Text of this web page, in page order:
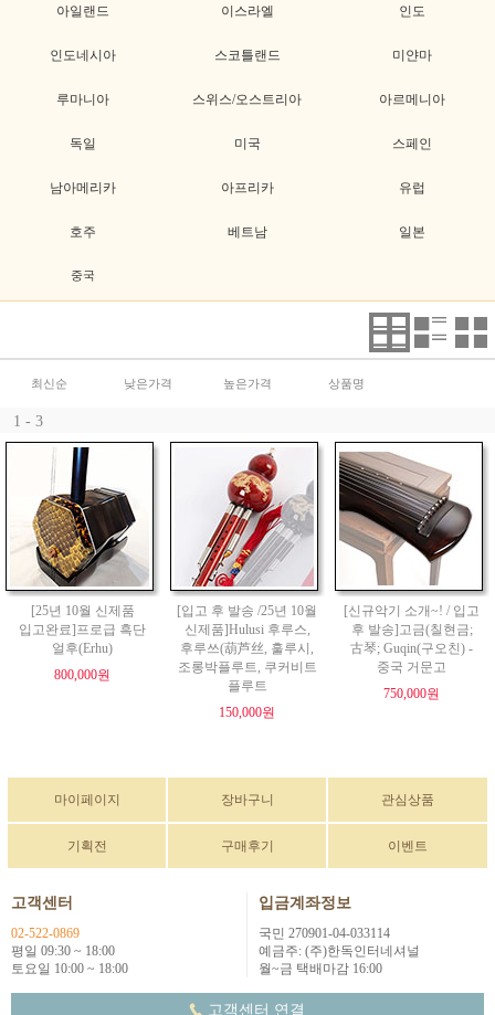
아일랜드 이스라엘 인도
인도네시아 스코틀랜드 미얀마
루마니아 스위스/오스트리아 아르메니아
독일 미국 스페인
남아메리카 아프리카 유럽
호주 베트남 일본
중국
최신순 낮은가격 높은가격 상품명
1 - 3
[25년 10월 신제품
입고완료]프로급 흑단
얼후(Erhu)
800,000원
[입고 후 발송 /25년 10월
신제품]Hulusi 후루스,
후루쓰(葫芦丝, 훌루시,
조롱박플루트, 쿠커비트
플루트
150,000원
[신규악기 소개~! / 입고
후 발송]고금(칠현금;
古琴; Guqin(구오친) -
중국 거문고
750,000원
마이페이지 장바구니 관심상품
기획전 구매후기 이벤트
고객센터
02-522-0869
평일 09:30 ~ 18:00
토요일 10:00 ~ 18:00
입금계좌정보
국민 270901-04-033114
예금주: (주)한독인터네셔널
월~금 택배마감 16:00
고객센터 연결